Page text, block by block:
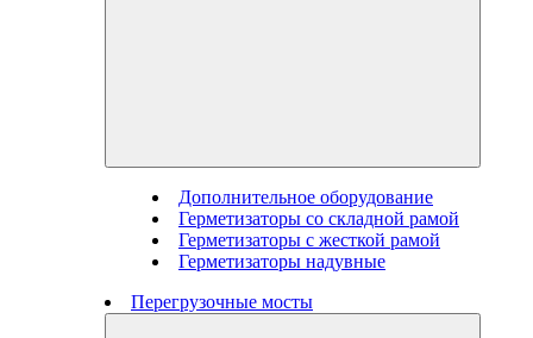
Дополнительное оборудование
Герметизаторы со складной рамой
Герметизаторы с жесткой рамой
Герметизаторы надувные
Перегрузочные мосты